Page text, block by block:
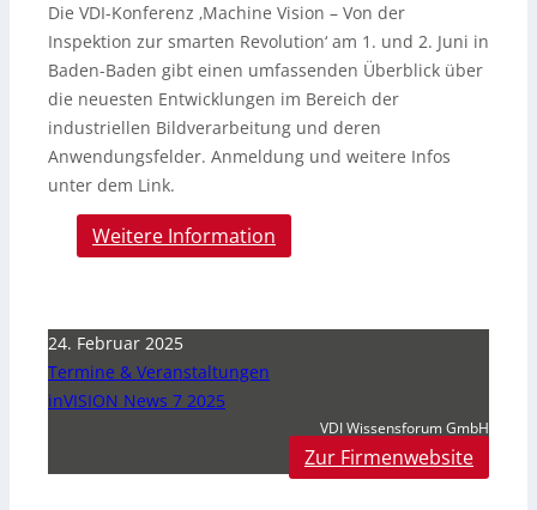
Die VDI-Konferenz ‚Machine Vision – Von der
Inspektion zur smarten Revolution‘ am 1. und 2. Juni in
Baden-Baden gibt einen umfassenden Überblick über
die neuesten Entwicklungen im Bereich der
industriellen Bildverarbeitung und deren
Anwendungsfelder. Anmeldung und weitere Infos
unter dem Link.
Weitere Information
24. Februar 2025
Termine & Veranstaltungen
inVISION News 7 2025
VDI Wissensforum GmbH
Zur Firmenwebsite